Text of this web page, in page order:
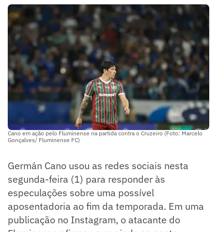
Cano em ação pelo Fluminense na partida contra o Cruzeiro (Foto: Marcelo
Gonçalves/ Fluminense FC)
Germán Cano usou as redes sociais nesta
segunda-feira (1) para responder às
especulações sobre uma possível
aposentadoria ao fim da temporada. Em uma
publicação no Instagram, o atacante do